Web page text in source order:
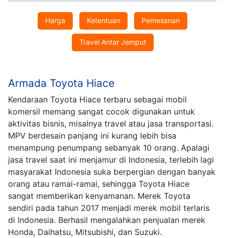
Harga Ketentuan Pemesanan
Travel Antar Jemput
Armada Toyota Hiace
Kendaraan Toyota Hiace terbaru sebagai mobil
komersil memang sangat cocok digunakan untuk
aktivitas bisnis, misalnya travel atau jasa transportasi.
MPV berdesain panjang ini kurang lebih bisa
menampung penumpang sebanyak 10 orang. Apalagi
jasa travel saat ini menjamur di Indonesia, terlebih lagi
masyarakat Indonesia suka berpergian dengan banyak
orang atau ramai-ramai, sehingga Toyota Hiace
sangat memberikan kenyamanan. Merek Toyota
sendiri pada tahun 2017 menjadi merek mobil terlaris
di Indonesia. Berhasil mengalahkan penjualan merek
Honda, Daihatsu, Mitsubishi, dan Suzuki.